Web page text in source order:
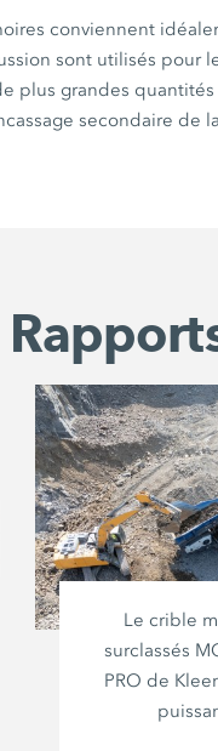
conviennent
sont utilisés pour
plus grandes
secondaire de
Le crible
surclassés
PRO de